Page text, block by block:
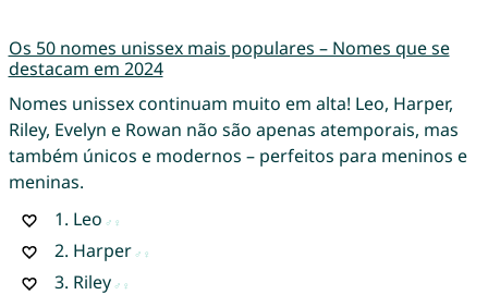
Os 50 nomes unissex mais populares – Nomes que se
destacam em 2024
Nomes unissex continuam muito em alta! Leo, Harper,
Riley, Evelyn e Rowan não são apenas atemporais, mas
também únicos e modernos – perfeitos para meninos e
meninas.
1. Leo
2. Harper
3. Riley